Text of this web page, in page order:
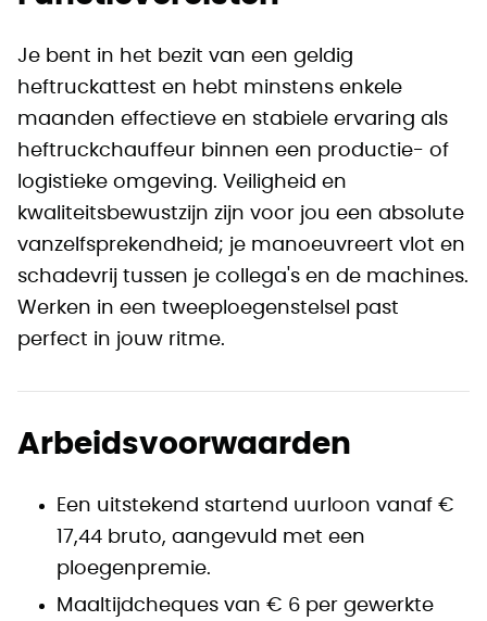
Je bent in het bezit van een geldig
heftruckattest en hebt minstens enkele
maanden effectieve en stabiele ervaring als
heftruckchauffeur binnen een productie- of
logistieke omgeving. Veiligheid en
kwaliteitsbewustzijn zijn voor jou een absolute
vanzelfsprekendheid; je manoeuvreert vlot en
schadevrij tussen je collega's en de machines.
Werken in een tweeploegenstelsel past
perfect in jouw ritme.
Arbeidsvoorwaarden
Een uitstekend startend uurloon vanaf €
17,44 bruto, aangevuld met een
ploegenpremie.
Maaltijdcheques van € 6 per gewerkte